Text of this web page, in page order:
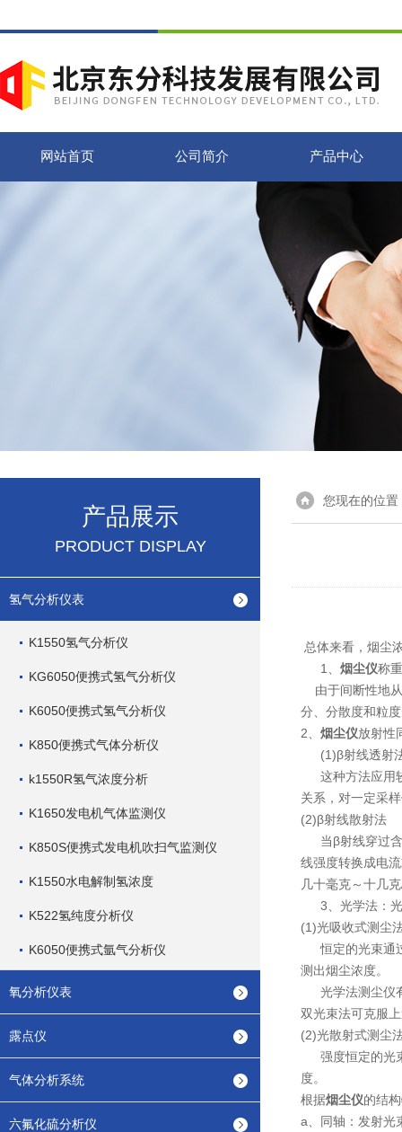
网站首页 公司简介 产品中心
产品展示
PRODUCT DISPLAY
氢气分析仪表
K1550氢气分析仪
KG6050便携式氢气分析仪
K6050便携式氢气分析仪
K850便携式气体分析仪
k1550R氢气浓度分析
K1650发电机气体监测仪
K850S便携式发电机吹扫气监测仪
K1550水电解制氢浓度
K522氢纯度分析仪
K6050便携式氩气分析仪
氧分析仪表
露点仪
气体分析系统
六氟化硫分析仪
您现在的位置
总体来看，烟尘
1、 烟尘仪称
由于间断性地从
分、分散度和粒
2、 烟尘仪放射性
(1)β射线透射
这种方法应用较
关系，对一定采
(2)β射线散射法
当β射线穿过含
线强度转换成电
几十毫克～十几
3、光学法：光
(1)光吸收式测尘
恒定的光束通过
测出烟尘浓度。
光学法测尘仪有
双光束法可克服
(2)光散射式测尘
强度恒定的光束
度。
根据烟尘仪的结
a、同轴：发射光